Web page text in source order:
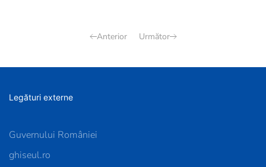
Anterior Următor
Legături externe
Guvernului României
ghiseul.ro